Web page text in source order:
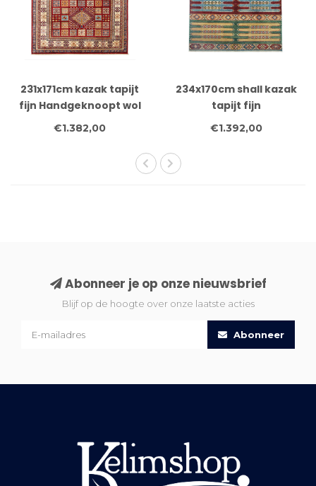
231x171cm kazak tapijt
fijn Handgeknoopt wol
€1.382,00
234x170cm shall kazak
tapijt fijn
Handgeknoopt wol
€1.392,00
Abonneer je op onze nieuwsbrief
Blijf op de hoogte over onze laatste acties
Abonneer